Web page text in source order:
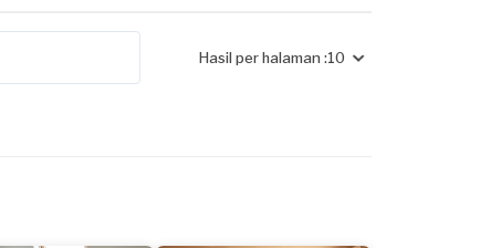
Hasil per halaman :10